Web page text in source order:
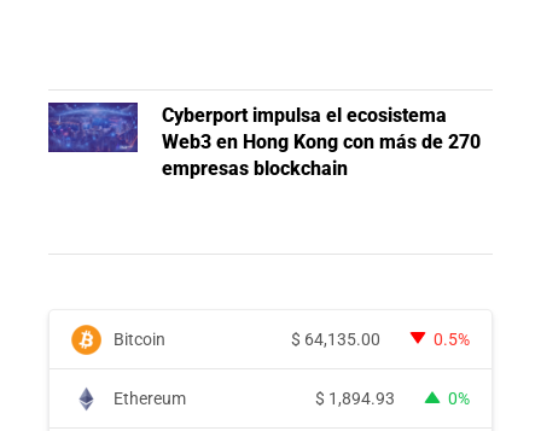
Cyberport impulsa el ecosistema
Web3 en Hong Kong con más de 270
empresas blockchain
Bitcoin $ 64,135.00 0.5%
Ethereum $ 1,894.93 0%